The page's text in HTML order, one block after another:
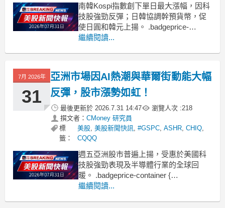
南韓Kospi指數創下單日最大漲幅，因科
技股強勁反彈；日韓協調幹預貨幣，促
使日圓和韓元上揚。 .badgeprice-
container {
gap: 1rem !important;
繼續閱讀...
7月 2026年
31
亞洲市場因AI熱潮與華爾街動能大幅
反彈，股市漲勢如虹！
最後更新於 2026.7.31 14:47 瀏覽人次 :218
撰文者： CMoney 研究員
標
籤：
美股, 美股新聞快訊, #GSPC, ASHR, CHIQ,
CQQQ
週五亞洲股市普遍上揚，受惠於美國科
技股強勁表現及半導體行業的全球回
暖。 .badgeprice-container {
display: flex !important;
flex-wrap: wrap
繼續閱讀...